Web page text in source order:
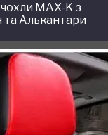
MAX-K з
та Алькантари